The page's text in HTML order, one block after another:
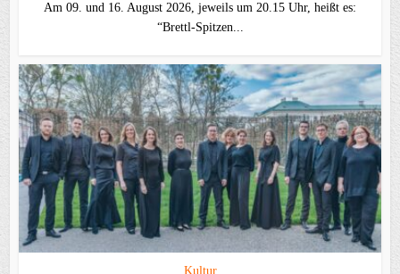
Am 09. und 16. August 2026, jeweils um 20.15 Uhr, heißt es:
“Brettl-Spitzen...
Kultur